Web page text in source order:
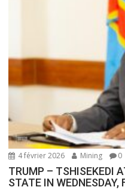
4 février 2026 Mining 0
TRUMP – TSHISEKEDI
STATE IN WEDNESDAY,